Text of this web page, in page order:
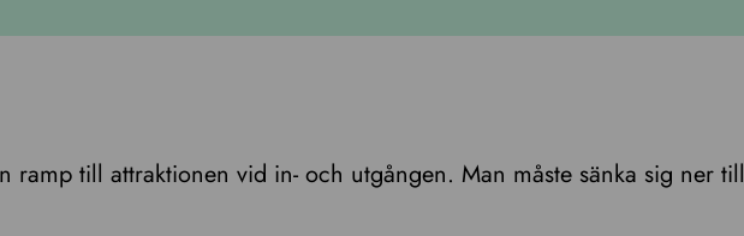
ramp till attraktionen vid in- och utgången. Man måste sänka sig ner till